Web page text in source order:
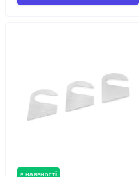
в наявності